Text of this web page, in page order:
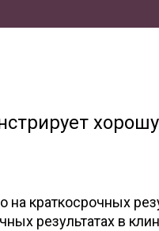
краткосрочных
результатах в